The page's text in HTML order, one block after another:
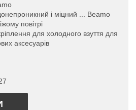
і міцний ... Beamo
повітрі
для холодного взуття для
аксесуарів